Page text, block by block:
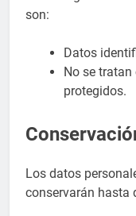
son:
Datos
No se
protegidos.
Los datos
conservarán hasta